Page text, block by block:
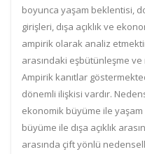
boyunca yaşam beklentisi,
girişleri, dışa açıklık ve
ampirik olarak analiz
arasındaki eşbütünleşme
Ampirik kanıtlar
dönemli ilişkisi vardır.
ekonomik büyüme ile
büyüme ile dışa açıklık
arasında çift yönlü